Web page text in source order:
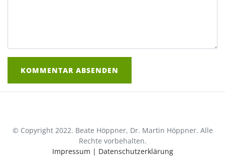
© Copyright 2022. Beate Höppner, Dr. Martin Höppner. Alle
Rechte vorbehalten.
Impressum | Datenschutzerklärung